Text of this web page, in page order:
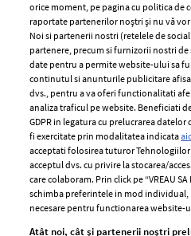
ELLE Style Awards
2024
Despre ELLE
Romania
Contact
Abonamente
orice moment, pe pagina cu politica de
raportate partenerilor noștri și nu vă
Noi si partenerii nostri (retelele de
partenere, precum si furnizorii nostri
date pentru a permite website-ului sa
continutul si anunturile publicitare
dvs., pentru a va oferi functionalitati
analiza traficul pe website. Beneficiati
GDPR in legatura cu prelucrarea
fi exercitate prin modalitatea indicata
acceptati folosirea tuturor
acceptul dvs. cu privire la stocarea/
care colaboram. Prin click pe “VREAU SA
schimba preferintele in mod individual,
necesare pentru functionarea website-
Atât noi, cât și partenerii noștri